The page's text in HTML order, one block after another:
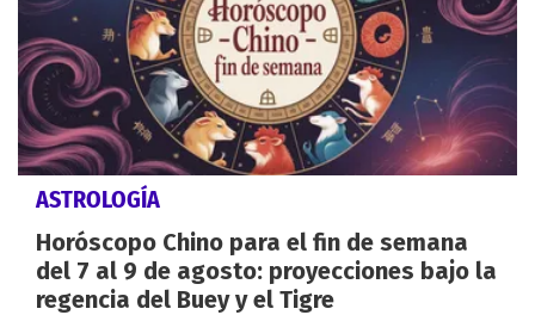
ASTROLOGÍA
Horóscopo Chino para el fin de semana
del 7 al 9 de agosto: proyecciones bajo la
regencia del Buey y el Tigre